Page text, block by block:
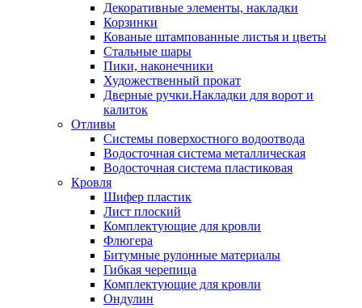
Декоративные элементы, накладки
Корзинки
Кованые штампованные листья и цветы
Стальные шары
Пики, наконечники
Художественный прокат
Дверные ручки.Накладки для ворот и
калиток
Отливы
Системы поверхостного водоотвода
Водосточная система металлическая
Водосточная система пластиковая
Кровля
Шифер пластик
Лист плоский
Комплектующие для кровли
Флюгера
Битумные рулонные материалы
Гибкая черепица
Комплектующие для кровли
Ондулин